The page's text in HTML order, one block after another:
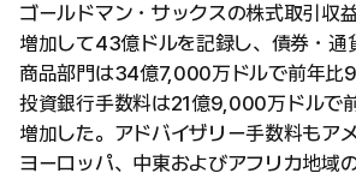
ゴールドマン・サックスの株式取引収
増加して43億ドルを記録し、債券・通
商品部門は34億7,000万ドルで前年比
投資銀行手数料は21億9,000万ドルで
増加した。アドバイザリー手数料もアメ
ヨーロッパ、中東およびアフリカ地域